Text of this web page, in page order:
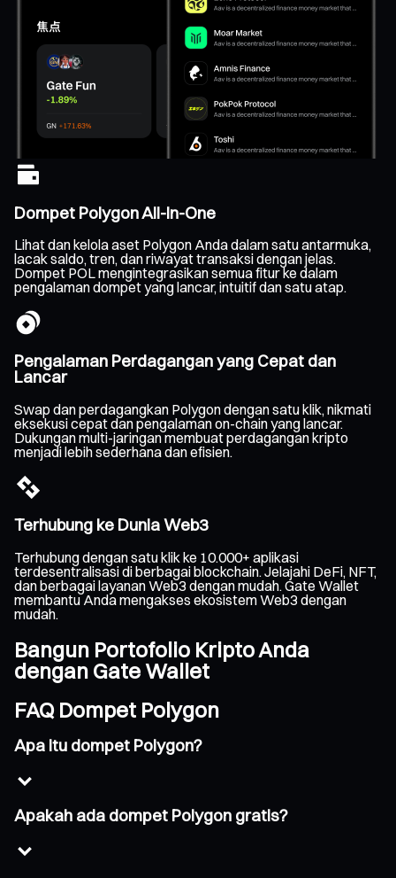
Dompet Polygon All-In-One
Lihat dan kelola aset Polygon Anda dalam satu antarmuka,
lacak saldo, tren, dan riwayat transaksi dengan jelas.
Dompet POL mengintegrasikan semua fitur ke dalam
pengalaman dompet yang lancar, intuitif dan satu atap.
Pengalaman Perdagangan yang Cepat dan
Lancar
Swap dan perdagangkan Polygon dengan satu klik, nikmati
eksekusi cepat dan pengalaman on-chain yang lancar.
Dukungan multi-jaringan membuat perdagangan kripto
menjadi lebih sederhana dan efisien.
Terhubung ke Dunia Web3
Terhubung dengan satu klik ke 10.000+ aplikasi
terdesentralisasi di berbagai blockchain. Jelajahi DeFi, NFT,
dan berbagai layanan Web3 dengan mudah. Gate Wallet
membantu Anda mengakses ekosistem Web3 dengan
mudah.
Bangun Portofolio Kripto Anda
dengan Gate Wallet
FAQ Dompet Polygon
Apa itu dompet Polygon?
Apakah ada dompet Polygon gratis?